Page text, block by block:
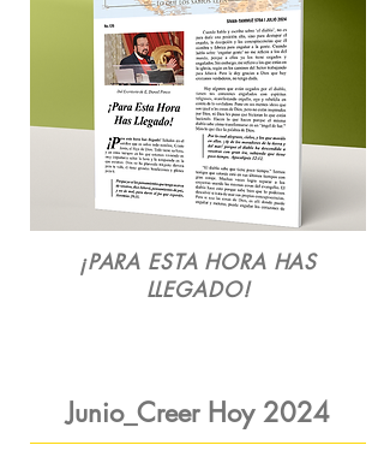
¡PARA ESTA HORA HAS
LLEGADO!
Junio_Creer Hoy 2024